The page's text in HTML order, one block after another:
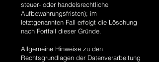
steuer- oder handelsrechtliche
Aufbewahrungsfristen); im
letztgenannten Fall erfolgt die Löschung
nach Fortfall dieser Gründe.
Allgemeine Hinweise zu den
Rechtsgrundlagen der Datenverarbeitung